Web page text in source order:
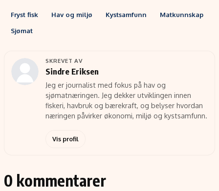
Fryst fisk Hav og miljø Kystsamfunn
Matkunnskap
Sjømat
SKREVET AV
Sindre Eriksen
Jeg er journalist med fokus på hav og
sjømatnæringen. Jeg dekker utviklingen innen
fiskeri, havbruk og bærekraft, og belyser hvordan
næringen påvirker økonomi, miljø og kystsamfunn.
Vis profil
0 kommentarer